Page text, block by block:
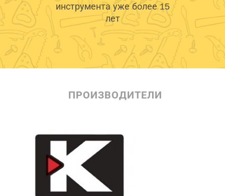
инструмента уже более 15
лет
ПРОИЗВОДИТЕЛИ